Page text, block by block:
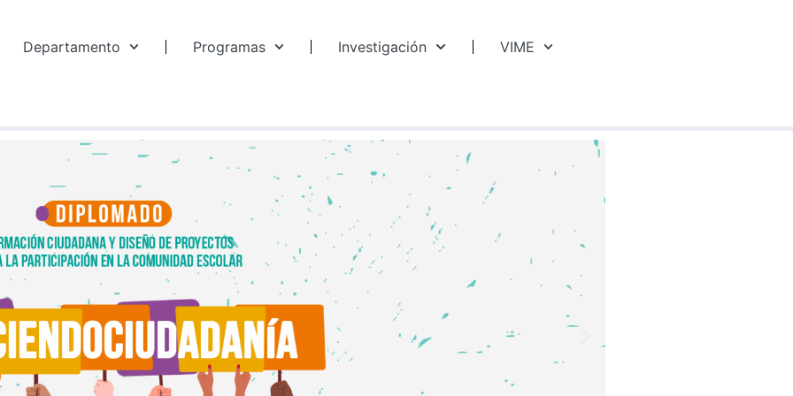
Departamento Programas Investigación VIME